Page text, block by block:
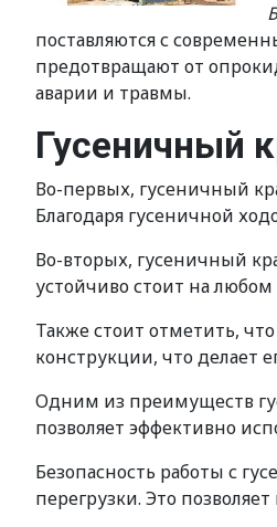
поставляются с
предотвращают от
аварии и травмы.
Гусеничный
Во-первых, гусеничный
Благодаря гусеничной
Во-вторых, гусеничный
устойчиво стоит на
Также стоит отметить,
конструкции, что делает
Одним из преимуществ
позволяет эффективно
Безопасность работы с
перегрузки. Это